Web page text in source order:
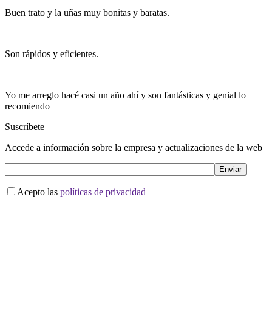
Buen trato y la uñas muy bonitas y baratas.
Son rápidos y eficientes.
Yo me arreglo hacé casi un año ahí y son fantásticas y genial lo
recomiendo
Suscríbete
Accede a información sobre la empresa y actualizaciones de la web
Acepto las políticas de privacidad